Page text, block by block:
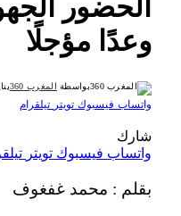
الحضور
وعدًا مؤجلًا
بواسطة المغرب 360 يناير
واتساب فيسبوك تويتر تيلقرام
شارك
واتساب فيسبوك تويتر
بقلم : محمد غفغوف